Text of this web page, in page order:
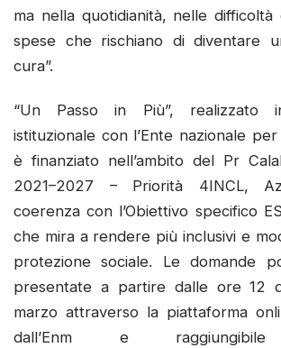
ma nella quotidianità, nelle
spese che rischiano di diventare
cura”.
“Un Passo in Più”, realizzato
istituzionale con l’Ente nazionale
è finanziato nell’ambito del Pr
2021–2027 – Priorità 4INCL,
coerenza con l’Obiettivo specifico
che mira a rendere più inclusivi e
protezione sociale. Le domande
presentate a partire dalle ore 12
marzo attraverso la piattaforma
dall’Enm e raggiungibile